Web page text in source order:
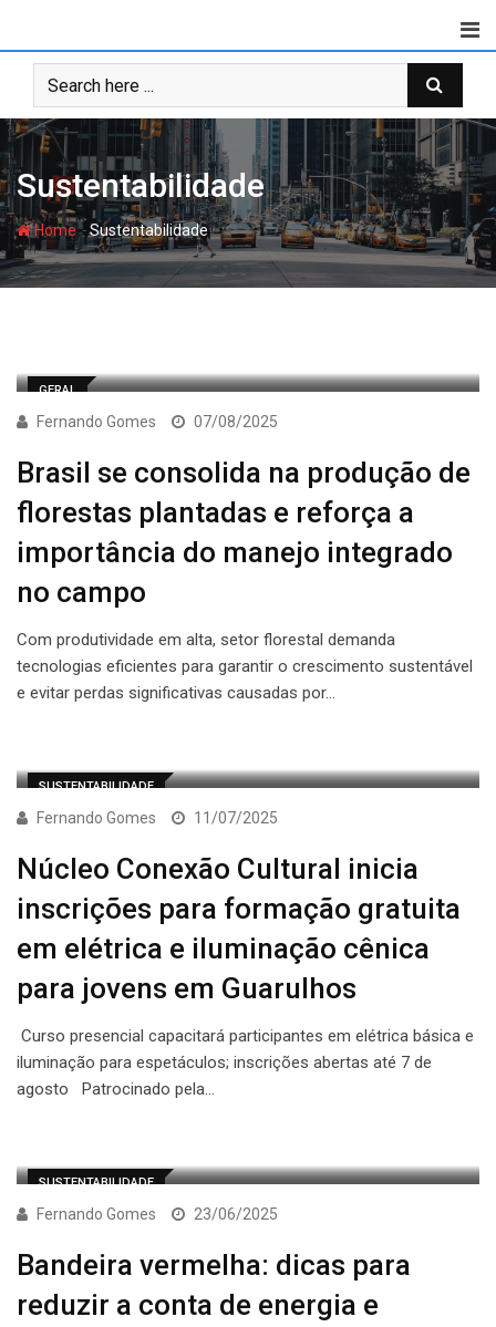
content
Sustentabilidade
Home-Sustentabilidade
GERAL
Fernando Gomes 07/08/2025
Brasil se consolida na produção de
florestas plantadas e reforça a
importância do manejo integrado
no campo
Com produtividade em alta, setor florestal demanda
tecnologias eficientes para garantir o crescimento sustentável
e evitar perdas significativas causadas por…
SUSTENTABILIDADE
Fernando Gomes 11/07/2025
Núcleo Conexão Cultural inicia
inscrições para formação gratuita
em elétrica e iluminação cênica
para jovens em Guarulhos
Curso presencial capacitará participantes em elétrica básica e
iluminação para espetáculos; inscrições abertas até 7 de
agosto Patrocinado pela…
SUSTENTABILIDADE
Fernando Gomes 23/06/2025
Bandeira vermelha: dicas para
reduzir a conta de energia e